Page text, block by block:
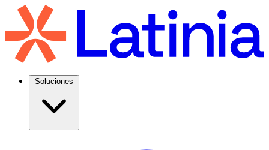
Soluciones